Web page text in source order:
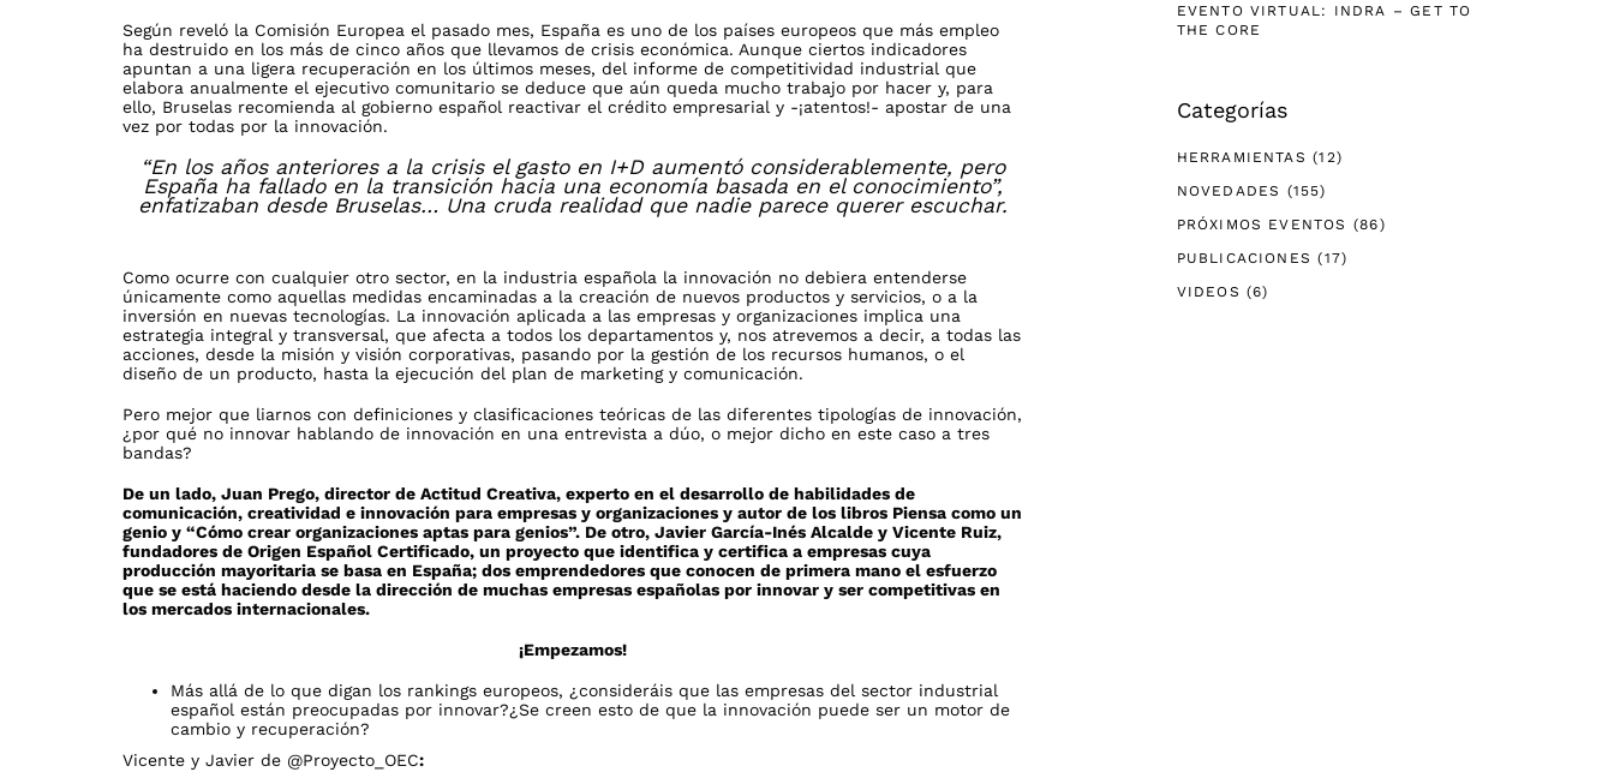
Según reveló la Comisión Europea el pasado mes, España es uno de los países europeos que más empleo
ha destruido en los más de cinco años que llevamos de crisis económica. Aunque ciertos indicadores
apuntan a una ligera recuperación en los últimos meses, del informe de competitividad industrial que
elabora anualmente el ejecutivo comunitario se deduce que aún queda mucho trabajo por hacer y, para
ello, Bruselas recomienda al gobierno español reactivar el crédito empresarial y -¡atentos!- apostar de una
vez por todas por la innovación.
“En los años anteriores a la crisis el gasto en I+D aumentó considerablemente, pero
España ha fallado en la transición hacia una economía basada en el conocimiento”,
enfatizaban desde Bruselas… Una cruda realidad que nadie parece querer escuchar.
Como ocurre con cualquier otro sector, en la industria española la innovación no debiera entenderse
únicamente como aquellas medidas encaminadas a la creación de nuevos productos y servicios, o a la
inversión en nuevas tecnologías. La innovación aplicada a las empresas y organizaciones implica una
estrategia integral y transversal, que afecta a todos los departamentos y, nos atrevemos a decir, a todas las
acciones, desde la misión y visión corporativas, pasando por la gestión de los recursos humanos, o el
diseño de un producto, hasta la ejecución del plan de marketing y comunicación.
Pero mejor que liarnos con definiciones y clasificaciones teóricas de las diferentes tipologías de innovación,
¿por qué no innovar hablando de innovación en una entrevista a dúo, o mejor dicho en este caso a tres
bandas?
De un lado, Juan Prego, director de Actitud Creativa, experto en el desarrollo de habilidades de
comunicación, creatividad e innovación para empresas y organizaciones y autor de los libros Piensa como un
genio y “Cómo crear organizaciones aptas para genios”. De otro, Javier García-Inés Alcalde y Vicente Ruiz,
fundadores de Origen Español Certificado, un proyecto que identifica y certifica a empresas cuya
producción mayoritaria se basa en España; dos emprendedores que conocen de primera mano el esfuerzo
que se está haciendo desde la dirección de muchas empresas españolas por innovar y ser competitivas en
los mercados internacionales.
¡Empezamos!
Más allá de lo que digan los rankings europeos, ¿consideráis que las empresas del sector industrial
español están preocupadas por innovar?¿Se creen esto de que la innovación puede ser un motor de
cambio y recuperación?
Vicente y Javier de @Proyecto_OEC:
EVENTO VIRTUAL: INDRA – GET TO
THE CORE
Categorías
HERRAMIENTAS (12)
NOVEDADES (155)
PRÓXIMOS EVENTOS (86)
PUBLICACIONES (17)
VIDEOS (6)